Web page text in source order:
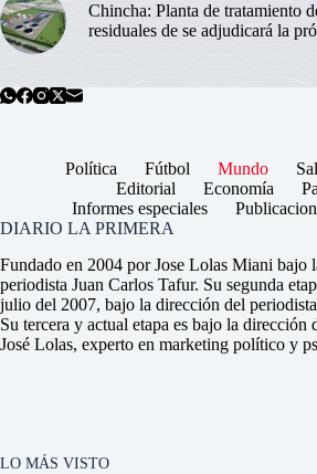
Chincha: Planta de tratamiento
residuales de se adjudicará la
Política Fútbol Mundo
Editorial
Economía
Informes especiales
DIARIO LA PRIMERA
Fundado en 2004 por Jose Lolas Miani bajo
periodista Juan Carlos Tafur. Su segunda
julio del 2007, bajo la dirección del
Su tercera y actual etapa es bajo la dirección
José Lolas, experto en marketing político y
LO MÁS VISTO